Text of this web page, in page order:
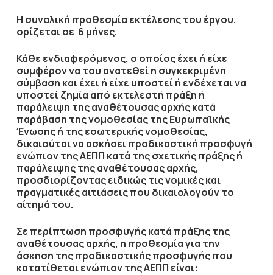
Η συνολική προθεσμία εκτέλεσης του έργου,
ορίζεται σε 6 μήνες.
Κάθε ενδιαφερόμενος, ο οποίος έχει ή είχε
συμφέρον να του ανατεθεί η συγκεκριμένη
σύμβαση και έχει ή είχε υποστεί ή ενδέχεται να
υποστεί ζημία από εκτελεστή πράξη ή
παράλειψη της αναθέτουσας αρχής κατά
παράβαση της νομοθεσίας της Ευρωπαϊκής
Ένωσης ή της εσωτερικής νομοθεσίας,
δικαιούται να ασκήσει προδικαστική προσφυγή
ενώπιον της ΑΕΠΠ κατά της σχετικής πράξης ή
παράλειψης της αναθέτουσας αρχής,
προσδιορίζοντας ειδικώς τις νομικές και
πραγματικές αιτιάσεις που δικαιολογούν το
αίτημά του.
Σε περίπτωση προσφυγής κατά πράξης της
αναθέτουσας αρχής, η προθεσμία για την
άσκηση της προδικαστικής προσφυγής που
κατατίθεται ενώπιον της ΑΕΠΠ είναι: